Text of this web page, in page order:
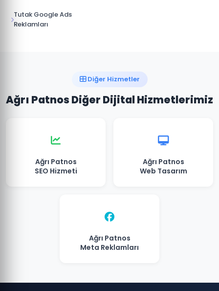
Tutak Google Ads
Reklamları
Diğer Hizmetler
Ağrı Patnos Diğer Dijital Hizmetlerimiz
Ağrı Patnos
SEO Hizmeti
Ağrı Patnos
Web Tasarım
Ağrı Patnos
Meta Reklamları